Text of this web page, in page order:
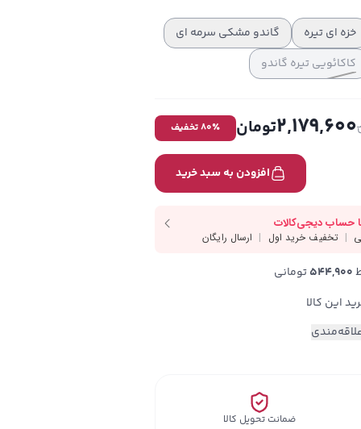
خزه ای تیره
گاندو مشکی سرمه ای
کاکائویی تیره گاندو
2,179,600تومان 80٪ تخفیف
افزودن به سبد خرید
544,900 تومانی
ضمانت تحویل کالا